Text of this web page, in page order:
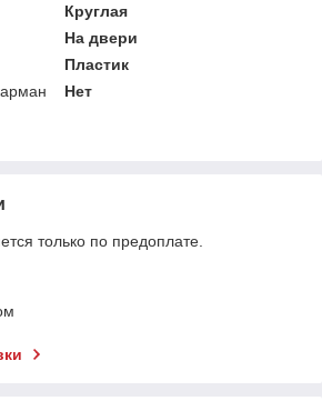
Круглая
На двери
Пластик
Нет
только по предоплате.